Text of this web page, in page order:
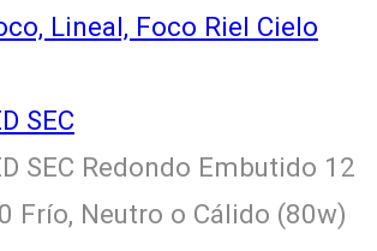
Lineal, Foco Riel Cielo
SEC
SEC Redondo Embutido 12
Frío, Neutro o Cálido (80w)